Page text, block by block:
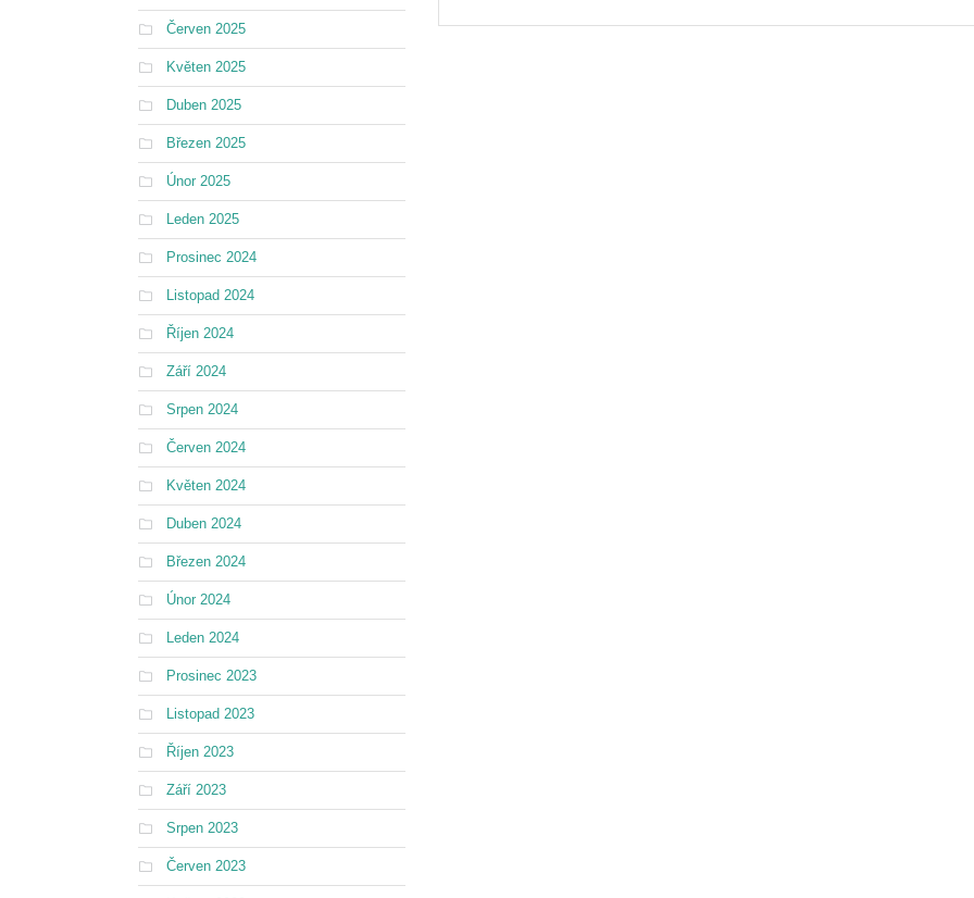
Červen 2025
Květen 2025
Duben 2025
Březen 2025
Únor 2025
Leden 2025
Prosinec 2024
Listopad 2024
Říjen 2024
Září 2024
Srpen 2024
Červen 2024
Květen 2024
Duben 2024
Březen 2024
Únor 2024
Leden 2024
Prosinec 2023
Listopad 2023
Říjen 2023
Září 2023
Srpen 2023
Červen 2023